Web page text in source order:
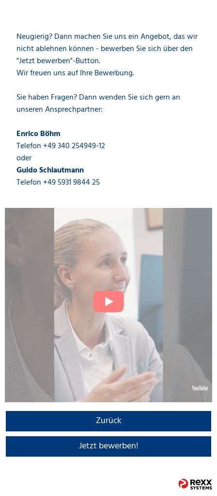
Neugierig? Dann machen Sie uns ein Angebot, das wir
nicht ablehnen können - bewerben Sie sich über den
"Jetzt bewerben"-Button.
Wir freuen uns auf Ihre Bewerbung.
Sie haben Fragen? Dann wenden Sie sich gern an
unseren Ansprechpartner:
Enrico Böhm
Telefon +49 340 254949-12
oder
Guido Schlautmann
Telefon +49 5931 9844 25
Zurück
Jetzt bewerben!